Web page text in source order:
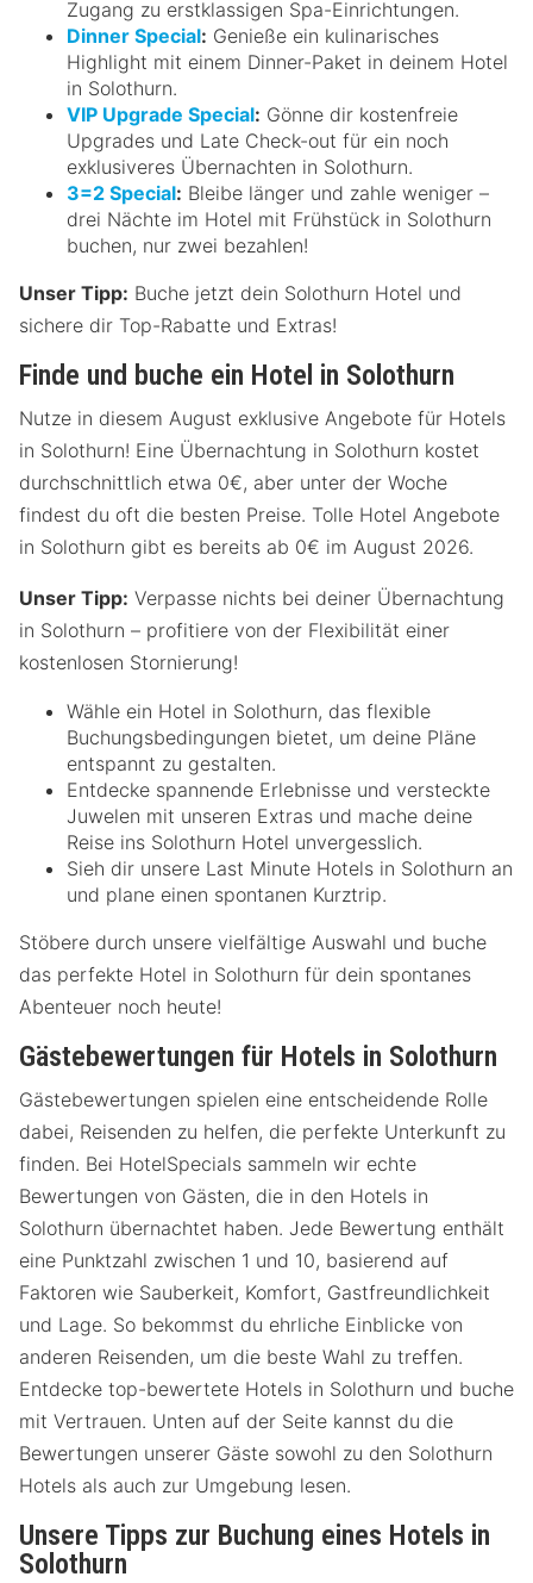
Zugang zu erstklassigen Spa-Einrichtungen.
Dinner Special: Genieße ein kulinarisches
Highlight mit einem Dinner-Paket in deinem Hotel
in Solothurn.
VIP Upgrade Special: Gönne dir kostenfreie
Upgrades und Late Check-out für ein noch
exklusiveres Übernachten in Solothurn.
3=2 Special: Bleibe länger und zahle weniger –
drei Nächte im Hotel mit Frühstück in Solothurn
buchen, nur zwei bezahlen!
Unser Tipp: Buche jetzt dein Solothurn Hotel und
sichere dir Top-Rabatte und Extras!
Finde und buche ein Hotel in Solothurn
Nutze in diesem August exklusive Angebote für Hotels
in Solothurn! Eine Übernachtung in Solothurn kostet
durchschnittlich etwa 0€, aber unter der Woche
findest du oft die besten Preise. Tolle Hotel Angebote
in Solothurn gibt es bereits ab 0€ im August 2026.
Unser Tipp: Verpasse nichts bei deiner Übernachtung
in Solothurn – profitiere von der Flexibilität einer
kostenlosen Stornierung!
Wähle ein Hotel in Solothurn, das flexible
Buchungsbedingungen bietet, um deine Pläne
entspannt zu gestalten.
Entdecke spannende Erlebnisse und versteckte
Juwelen mit unseren Extras und mache deine
Reise ins Solothurn Hotel unvergesslich.
Sieh dir unsere Last Minute Hotels in Solothurn an
und plane einen spontanen Kurztrip.
Stöbere durch unsere vielfältige Auswahl und buche
das perfekte Hotel in Solothurn für dein spontanes
Abenteuer noch heute!
Gästebewertungen für Hotels in Solothurn
Gästebewertungen spielen eine entscheidende Rolle
dabei, Reisenden zu helfen, die perfekte Unterkunft zu
finden. Bei HotelSpecials sammeln wir echte
Bewertungen von Gästen, die in den Hotels in
Solothurn übernachtet haben. Jede Bewertung enthält
eine Punktzahl zwischen 1 und 10, basierend auf
Faktoren wie Sauberkeit, Komfort, Gastfreundlichkeit
und Lage. So bekommst du ehrliche Einblicke von
anderen Reisenden, um die beste Wahl zu treffen.
Entdecke top-bewertete Hotels in Solothurn und buche
mit Vertrauen. Unten auf der Seite kannst du die
Bewertungen unserer Gäste sowohl zu den Solothurn
Hotels als auch zur Umgebung lesen.
Unsere Tipps zur Buchung eines Hotels in
Solothurn